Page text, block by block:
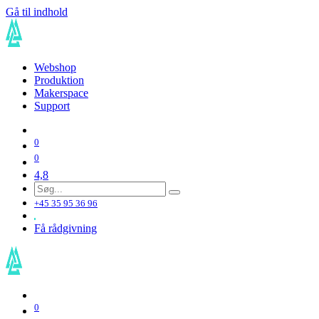
Gå til indhold
Webshop
Produktion
Makerspace
Support
0
0
4,8
+45 35 95 36 96
Få rådgivning
0